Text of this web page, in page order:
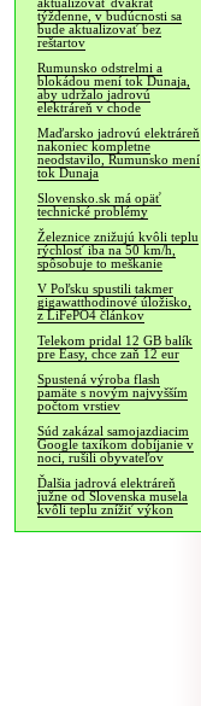
aktualizovať dvakrát
týždenne, v budúcnosti sa
bude aktualizovať bez
reštartov
Rumunsko odstrelmi a
blokádou mení tok Dunaja,
aby udržalo jadrovú
elektráreň v chode
Maďarsko jadrovú elektráreň
nakoniec kompletne
neodstavilo, Rumunsko mení
tok Dunaja
Slovensko.sk má opäť
technické problémy
Železnice znižujú kvôli teplu
rýchlosť iba na 50 km/h,
spôsobuje to meškanie
V Poľsku spustili takmer
gigawatthodinové úložisko,
z LiFePO4 článkov
Telekom pridal 12 GB balík
pre Easy, chce zaň 12 eur
Spustená výroba flash
pamäte s novým najvyšším
počtom vrstiev
Súd zakázal samojazdiacim
Google taxíkom dobíjanie v
noci, rušili obyvateľov
Ďalšia jadrová elektráreň
južne od Slovenska musela
kvôli teplu znížiť výkon